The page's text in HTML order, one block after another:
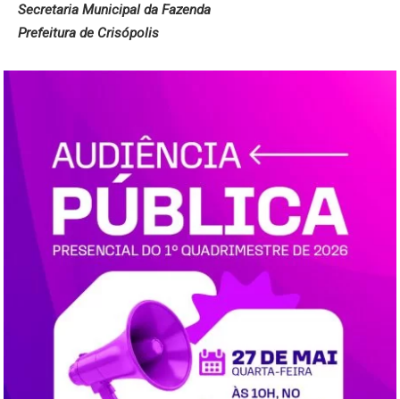
Secretaria Municipal da Fazenda
Prefeitura de Crisópolis